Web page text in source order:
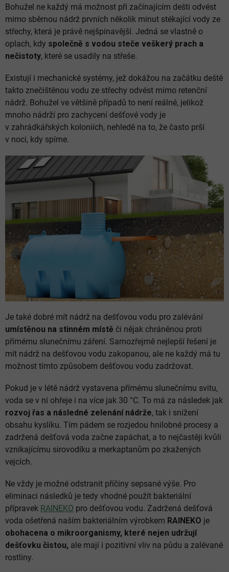
Bohužel ne každý má možnost při začínajícím dešti odvést
mimo sběrnou nádrž prvních několik minut stékající vody ze
střechy, která je právě nejšpinavější. Jedná se vlastně o
oplach, kdy společně s vodou steče veškerý prach a
nečistoty, které se usadily na střeše.
Existují i mechanické systémy, jež dokážou na začátku deště
takto znečištěnou vodu ze střechy odvést mimo retenční
nádrž. Bohužel ve většině případů to není reálné, jelikož
mnoho nádrží pro zachycení dešťové vody je
v zahrádkářských koloniích, nehledě na to, že často prší
v noci, kdy spíme.
Je také dobré mít nádrž na dešťovou vodu pro zalévání
umístěnou na stinném místě či nějak chráněnou proti
přímému slunečnímu záření. Samozřejmě nejlepší řešení je
mít nádrž na dešťovou vodu zakopanou, ale ne každý má tu
možnost tímto způsobem dešťovou vodu zadržovat.
Pokud je v létě nádrž vystavena přímému slunečnímu svitu,
voda se v ní ohřeje i na více jak 30 °C. To má za následek jak
rozvoj řas a následné zelenání nádrže, tak i snížení
obsahu kyslíku. Tím pádem se rozjedou hnilobné procesy a
zadržená dešťová voda začne zapáchat, a to nejčastěji kvůli
vznikajícímu sirovodíku a merkaptanům po zkažených
vejcích.
Ne vždy je možné odstranit příčiny sepsané výše. Pro
eliminaci následků je tedy vhodné použít bakteriální
přípravek RAINEKO pro dešťovou vodu. Zadržená dešťová
voda ošetřená naším bakteriálním výrobkem RAINEKO je
obohacena o mikroorganismy, které nejen udržují
dešťovku čistou, ale mají i pozitivní vliv na půdu a zalévané
rostliny.